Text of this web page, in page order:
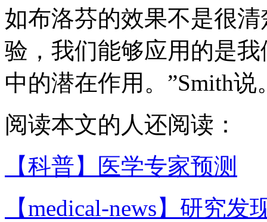
如布洛芬的效果不是很
验，我们能够应用的是
中的潜在作用。”Smith说
阅读本文的人还阅读：
【科普】医学专家预测
【medical-news】研究发